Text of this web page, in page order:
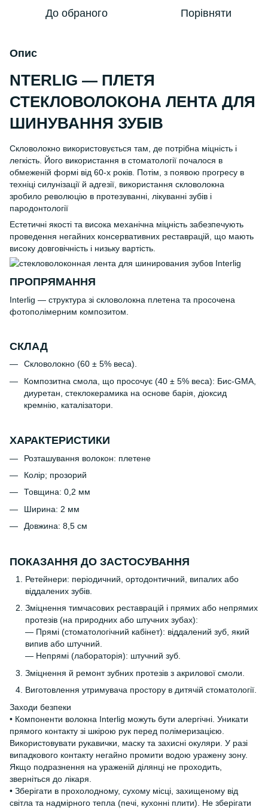
До обраного Порівняти
Опис
NTERLIG — ПЛЕТЯ
СТЕКЛОВОЛОКОНА ЛЕНТА ДЛЯ
ШИНУВАННЯ ЗУБІВ
Скловолокно використовується там, де потрібна міцність і
легкість. Його використання в стоматології почалося в
обмеженій формі від 60-х років. Потім, з появою прогресу в
техніці силунізації й адгезії, використання скловолокна
зробило революцію в протезуванні, лікуванні зубів і
пародонтології
Естетичні якості та висока механічна міцність забезпечують
проведення негайних консервативних реставрацій, що мають
високу довговічність і низьку вартість.
ПРОПРЯМАННЯ
Interlig — структура зі скловолокна плетена та просочена
фотополімерним композитом.
СКЛАД
Скловолокно (60 ± 5% веса).
Композитна смола, що просочує (40 ± 5% веса): Бис-GMA,
диуретан, стеклокерамика на основе барія, діоксид
кремнію, каталізатори.
ХАРАКТЕРИСТИКИ
Розташування волокон: плетене
Колір; прозорий
Товщина: 0,2 мм
Ширина: 2 мм
Довжина: 8,5 см
ПОКАЗАННЯ ДО ЗАСТОСУВАННЯ
Ретейнери: періодичний, ортодонтичний, випалих або
віддалених зубів.
Зміцнення тимчасових реставрацій і прямих або непрямих
протезів (на природних або штучних зубах):
— Прямі (стоматологічний кабінет): віддалений зуб, який
випив або штучний.
— Непрямі (лабораторія): штучний зуб.
Зміцнення й ремонт зубних протезів з акрилової смоли.
Виготовлення утримувача простору в дитячій стоматології.
Заходи безпеки
• Компоненти волокна Interlig можуть бути алергічні. Уникати
прямого контакту зі шкірою рук перед полімеризацією.
Використовувати рукавички, маску та захисні окуляри. У разі
випадкового контакту негайно промити водою уражену зону.
Якщо подразнення на ураженій ділянці не проходить,
зверніться до лікаря.
• Зберігати в прохолодному, сухому місці, захищеному від
світла та надмірного тепла (печі, кухонні плити). Не зберігати